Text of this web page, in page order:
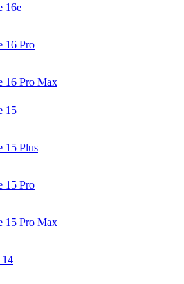
16e
16 Pro
16 Pro Max
15
15 Plus
15 Pro
15 Pro Max
14